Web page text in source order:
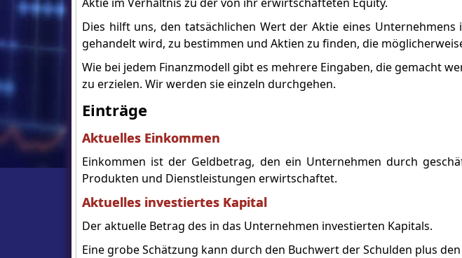
Dies hilft uns, den tatsächlichen Wert der Aktie eines
gehandelt wird, zu bestimmen und Aktien zu finden, die
Wie bei jedem Finanzmodell gibt es mehrere Eingaben, die gemacht
zu erzielen. Wir werden sie einzeln durchgehen.
Einträge
Aktuelles Einkommen
Einkommen ist der Geldbetrag, den ein Unternehmen durch
Produkten und Dienstleistungen erwirtschaftet.
Aktuelles investiertes Kapital
Der aktuelle Betrag des in das Unternehmen investierten Kapitals.
Eine grobe Schätzung kann durch den Buchwert der Schulden plus